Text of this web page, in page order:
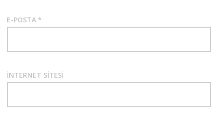
E-POSTA *
İNTERNET SITESI